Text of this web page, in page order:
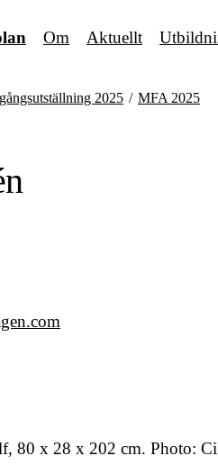
Om Aktuellt
2025 / MFA 2025
80 x 28 x 202 cm. Photo: